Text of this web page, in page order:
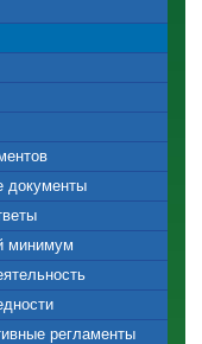
документы
минимум
регламенты